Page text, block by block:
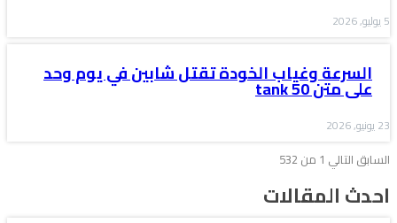
5 يوليو, 2026
السرعة وغياب الخودة تقتل شابين في يوم وحد
على متن tank 50
23 يونيو, 2026
السابق التالي 1 من 532
احدث المقالات